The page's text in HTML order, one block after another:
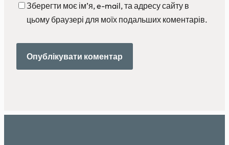
Зберегти моє ім’я, e-mail, та адресу сайту в
цьому браузері для моїх подальших коментарів.